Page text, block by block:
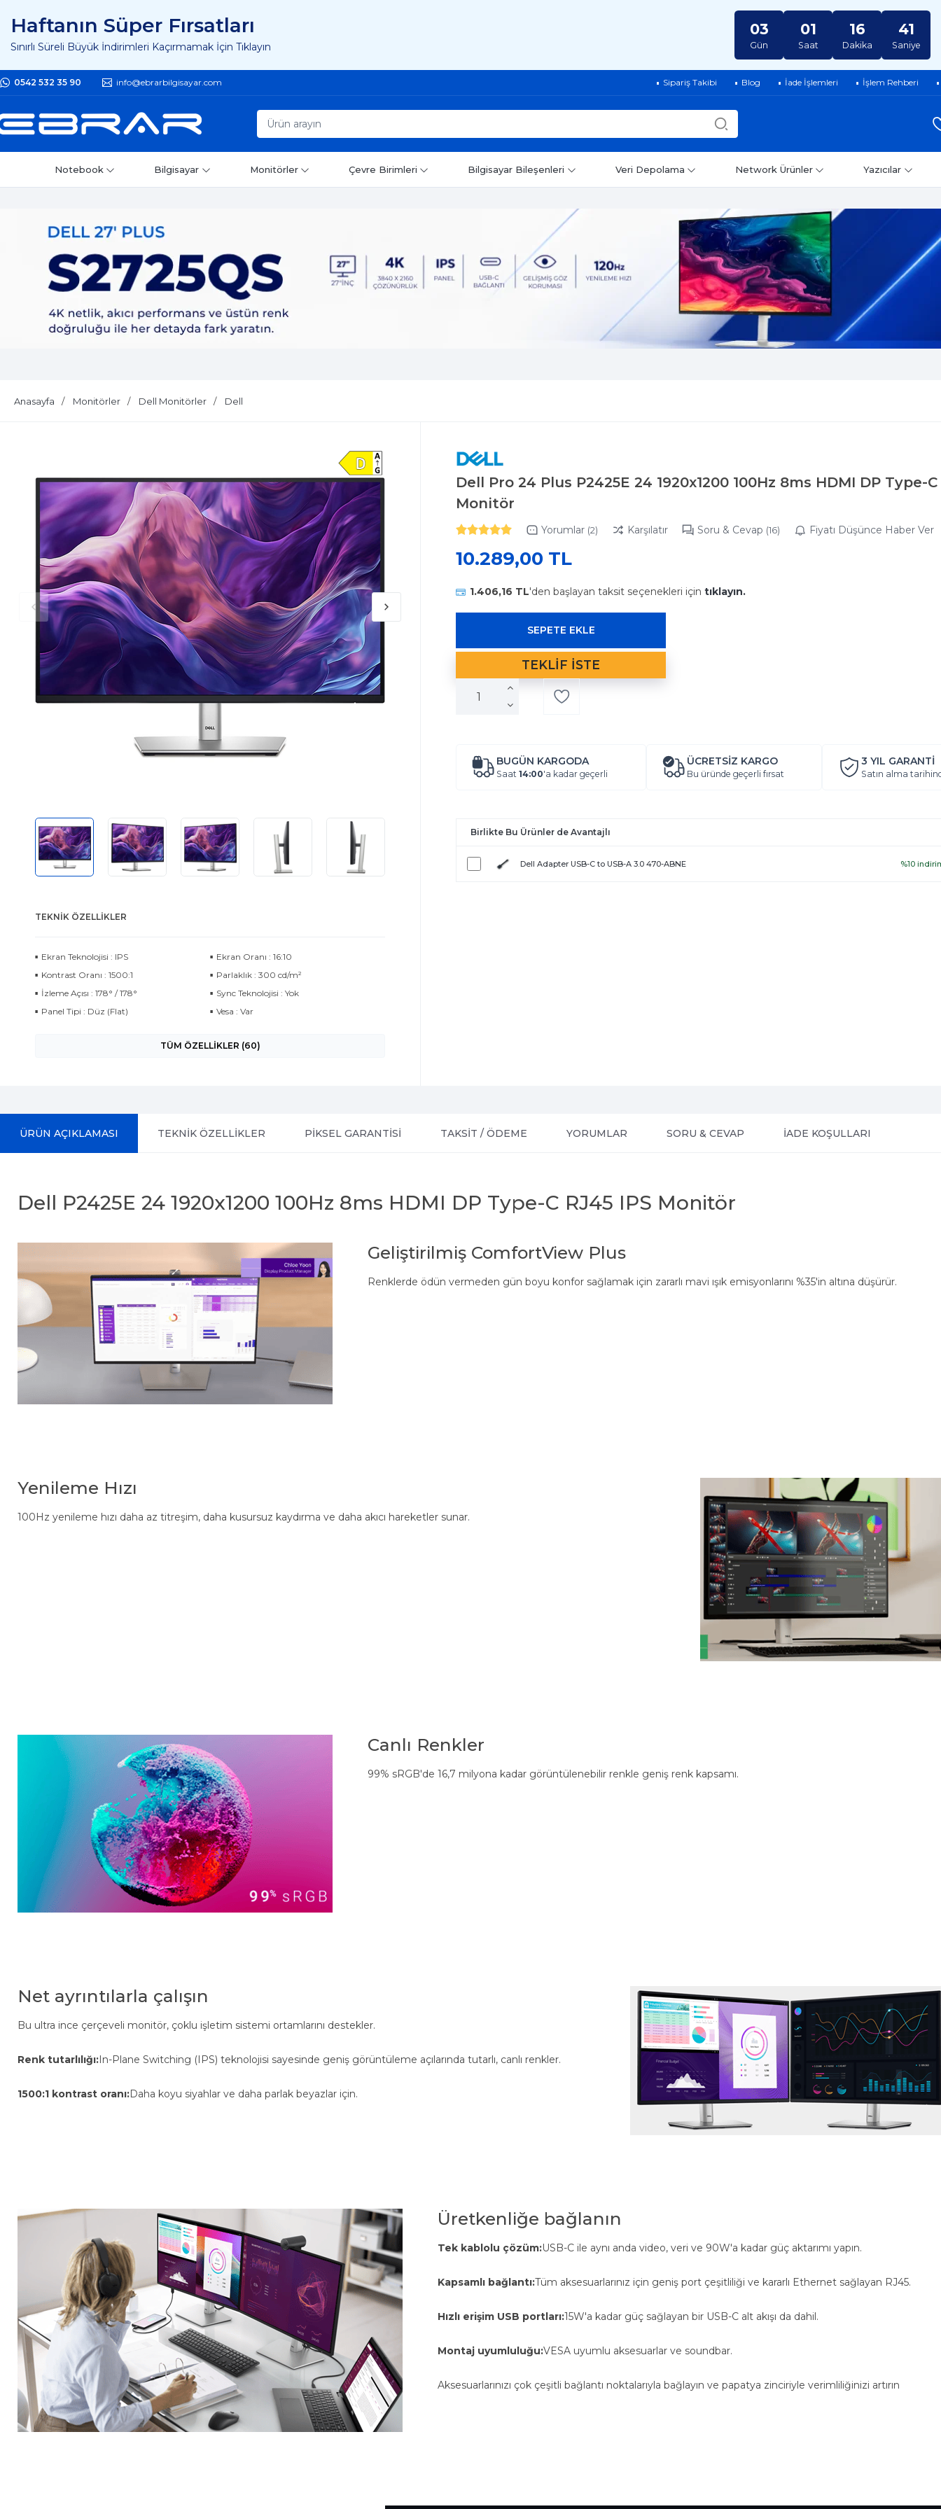
Haftanın Süper Fırsatları
Sınırlı Süreli Büyük İndirimleri Kaçırmamak İçin Tıklayın
03
Gün
01
Saat
16
Dakika
40
Saniye
0542 532 35 90 info@ebrarbilgisayar.com Sipariş Takibi Blog İade İşlemleri İşlem Rehberi
Notebook Bilgisayar Monitörler Çevre Birimleri Bilgisayar Bileşenleri Veri Depolama Network Ürünler Yazıcılar
Anasayfa Monitörler Dell Monitörler Dell
TEKNIK ÖZELLIKLER
Ekran Teknolojisi : IPS
Ekran Oranı : 16:10
Kontrast Oranı : 1500:1
Parlaklık : 300 cd/m²
İzleme Açısı : 178° / 178°
Sync Teknolojisi : Yok
Panel Tipi : Düz (Flat)
Vesa : Var
TÜM ÖZELLİKLER (60)
Dell Pro 24 Plus P2425E 24 1920x1200 100Hz 8ms HDMI DP Type-C
Monitör
Yorumlar (2) Karşılatır Soru & Cevap (16) Fiyatı Düşünce Haber Ver
10.289,00 TL
1.406,16 TL'den başlayan taksit seçenekleri için tıklayın.
BUGÜN KARGODA
Saat 14:00'a kadar geçerli
ÜCRETSİZ KARGO
Bu üründe geçerli fırsat
3 YIL GARANTİ
Satın alma
Birlikte Bu Ürünler de Avantajlı
Dell Adapter USB-C to USB-A 3.0 470-ABNE %10
ÜRÜN AÇIKLAMASI TEKNİK ÖZELLİKLER PIKSEL GARANTISI TAKSİT / ÖDEME YORUMLAR SORU & CEVAP İADE KOŞULLARI
Dell P2425E 24 1920x1200 100Hz 8ms HDMI DP Type-C RJ45 IPS Monitör
Geliştirilmiş ComfortView Plus
Renklerde ödün vermeden gün boyu konfor sağlamak için zararlı mavi ışık emisyonlarını %35'in altına düşürür.
Yenileme Hızı
100Hz yenileme hızı daha az titreşim, daha kusursuz kaydırma ve daha akıcı hareketler sunar.
Canlı Renkler
99% sRGB'de 16,7 milyona kadar görüntülenebilir renkle geniş renk kapsamı.
Net ayrıntılarla çalışın
Bu ultra ince çerçeveli monitör, çoklu işletim sistemi ortamlarını destekler.
Renk tutarlılığı:In-Plane Switching (IPS) teknolojisi sayesinde geniş görüntüleme açılarında tutarlı, canlı renkler.
1500:1 kontrast oranı:Daha koyu siyahlar ve daha parlak beyazlar için.
Üretkenliğe bağlanın
Tek kablolu çözüm:USB-C ile aynı anda video, veri ve 90W'a kadar güç aktarımı yapın.
Kapsamlı bağlantı:Tüm aksesuarlarınız için geniş port çeşitliliği ve kararlı Ethernet sağlayan RJ45.
Hızlı erişim USB portları:15W'a kadar güç sağlayan bir USB-C alt akışı da dahil.
Montaj uyumluluğu:VESA uyumlu aksesuarlar ve soundbar.
Aksesuarlarınızı çok çeşitli bağlantı noktalarıyla bağlayın ve papatya zinciriyle verimliliğinizi artırın